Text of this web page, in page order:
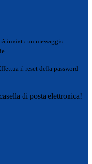
inviato un messaggio
il reset della password
di posta elettronica!